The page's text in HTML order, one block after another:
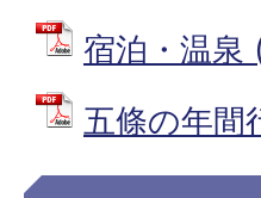
宿泊・温泉
五條の年間